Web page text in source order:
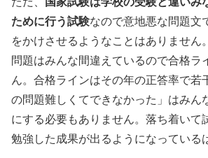
ために行う試験なので意地悪な問題文
をかけさせるようなことはありません
問題はみんな間違えているので合格ラ
ん。合格ラインはその年の正答率で若
の問題難しくてできなかった」はみん
にする必要もありません。落ち着いて
勉強した成果が出るようになっている